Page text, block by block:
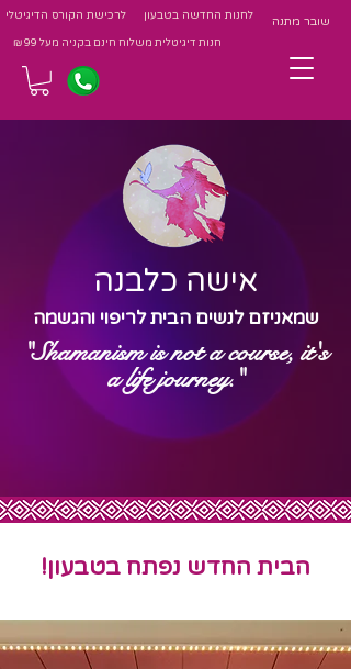
לרכישת הקורס הדיגיטלי לחנות החדשה בטבעון
חנות דיגיטלית משלוח חינם בקניה מעל 99 ₪
שובר מתנה
אישה כלבנה
שמאניזם לנשים הבית לריפוי והגשמה
"Shamanism is not a course, it's
a life journey."
הבית החדש נפתח בטבעון!